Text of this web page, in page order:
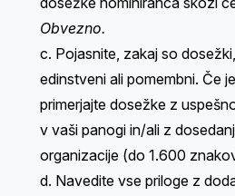
Obvezno.
c. Pojasnite, zakaj so
edinstveni ali pomembni. Če
primerjajte dosežke z
v vaši panogi in/ali z
organizacije (do 1.600
d. Navedite vse priloge z